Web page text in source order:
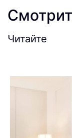
Читайте